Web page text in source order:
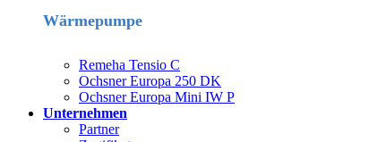
Wärmepumpe
Remeha Tensio C
Ochsner Europa 250 DK
Ochsner Europa Mini IW P
Unternehmen
Partner